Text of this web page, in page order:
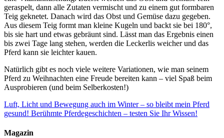
geraspelt, dann alle Zutaten vermischt und zu einem gut formbaren
Teig geknetet. Danach wird das Obst und Gemüse dazu gegeben.
Aus diesem Teig formt man kleine Kugeln und backt sie bei 180°,
bis sie hart und etwas gebräunt sind. Lässt man das Ergebnis einen
bis zwei Tage lang stehen, werden die Leckerlis weicher und das
Pferd kann sie leichter kauen.
Natürlich gibt es noch viele weitere Variationen, wie man seinem
Pferd zu Weihnachten eine Freude bereiten kann – viel Spaß beim
Ausprobieren (und beim Selberkosten!)
Luft, Licht und Bewegung auch im Winter – so bleibt mein Pferd
gesund! Berühmte Pferdegeschichten – testen Sie Ihr Wissen!
Magazin